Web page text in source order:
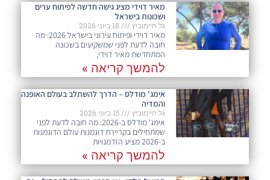
מאיר דוידי מציג גישה חדשה לפיתוח ערים
ושכונות בישראל
גל חיימוביץ
מאיר דוידי ופיתוח עירוני בישראל 2026: מה
חובה לדעת לפני שמשקיעים בשכונה
המתחדשת מאיר דוידי,
להמשך קריאה »
אימג' מודלס – הדרך להשתלב בעולם האופנה
והמדיה
גל חיימוביץ
אימג' מודלס ב-2026: מה חובה לדעת לפני
שמתחילים בקריירת דוגמנות עולם הדוגמנות
ב-2026 מציע הזדמנויות
להמשך קריאה »